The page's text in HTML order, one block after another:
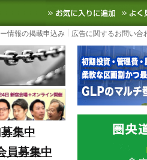
など国内外の最新の物流ニュお気
情報の掲載申込み 広告に関するお問い合
集中
員募集中